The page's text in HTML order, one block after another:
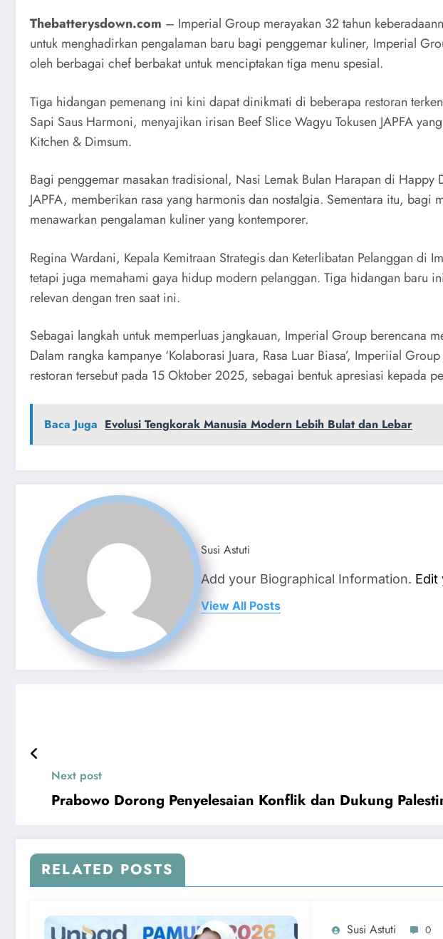
Thebatterysdown.com – Imperial Group merayakan 32 tahun
untuk menghadirkan pengalaman baru bagi penggemar kuliner, Imperial
oleh berbagai chef berbakat untuk menciptakan tiga menu spesial.
Tiga hidangan pemenang ini kini dapat dinikmati di beberapa restoran
Sapi Saus Harmoni, menyajikan irisan Beef Slice Wagyu Tokusen JAPFA
Kitchen & Dimsum.
Bagi penggemar masakan tradisional, Nasi Lemak Bulan Harapan di
JAPFA, memberikan rasa yang harmonis dan nostalgia. Sementara itu,
menawarkan pengalaman kuliner yang kontemporer.
Regina Wardani, Kepala Kemitraan Strategis dan Keterlibatan Pelanggan di
tetapi juga memahami gaya hidup modern pelanggan. Tiga hidangan baru
relevan dengan tren saat ini.
Sebagai langkah untuk memperluas jangkauan, Imperial Group berencana
Dalam rangka kampanye ‘Kolaborasi Juara, Rasa Luar Biasa’, Imperiial
restoran tersebut pada 15 Oktober 2025, sebagai bentuk apresiasi kepada
Baca Juga Evolusi Tengkorak Manusia Modern Lebih Bulat dan Lebar
Susi Astuti
Add your Biographical Information. Edit
View All Posts
Next post
Prabowo Dorong Penyelesaian Konflik dan Dukung
RELATED POSTS
Susi Astuti 0